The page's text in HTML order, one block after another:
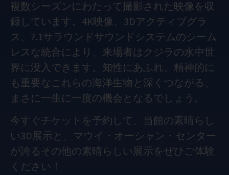
複数シーズンにわたって撮影された映像を収
録しています。4K映像、3Dアクティブグラ
ス、7.1サラウンドサウンドシステムのシーム
レスな統合により、来場者はクジラの水中世
界に没入できます。知性にあふれ、精神的に
も重要なこれらの海洋生物と深くつながる、
まさに一生に一度の機会となるでしょう。
今すぐチケットを予約して、当館の素晴らし
い3D展示と、マウイ・オーシャン・センター
が誇るその他の素晴らしい展示をぜひご体験
ください！